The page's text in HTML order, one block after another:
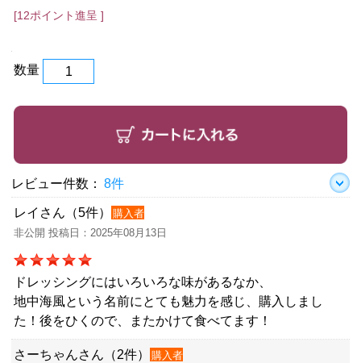
[12ポイント進呈 ]
数量
レビュー件数： 8件
レイさん（5件）
購入者
非公開 投稿日：2025年08月13日
ドレッシングにはいろいろな味があるなか、
地中海風という名前にとても魅力を感じ、購入しまし
た！後をひくので、またかけて食べてます！
さーちゃんさん（2件）
購入者